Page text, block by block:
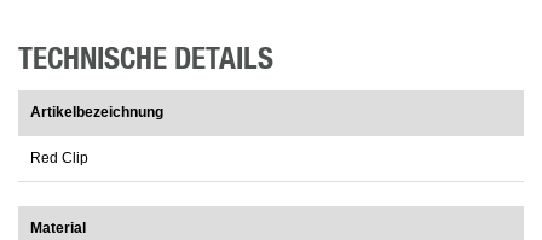
TECHNISCHE DETAILS
Artikelbezeichnung
Red Clip
Material